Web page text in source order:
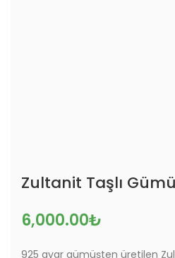
Zultanit Taşlı
6,000.00₺
925 ayar gümüşten üretilen